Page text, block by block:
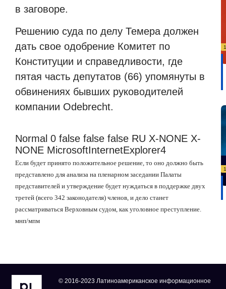
в заговоре.
Решению суда по делу Темера должен
дать свое одобрение Комитет по
Конституции и справедливости, где
пятая часть депутатов (66) упомянуты в
обвинениях бывших руководителей
компании Odebrecht.
Normal 0 false false false RU X-NONE X-
NONE MicrosoftInternetExplorer4
Если будет принято положительное решение, то оно должно быть
представлено для анализа на пленарном заседании Палаты
представителей и утверждение будет нуждаться в поддержке двух
третей (всего 342 законодателя) членов, и дело станет
рассматриваться Верховным судом, как уголовное преступление.
мнп/мпм
© 2016-2023 Латиноамериканское информационное